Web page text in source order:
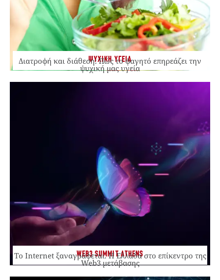
ΨΥΧΙΚΗ ΥΓΕΙΑ
Διατροφή και διάθεση: Πώς το φαγητό επηρεάζει την
ψυχική μας υγεία
WEB3 SUMMIT ATHENS
Το Internet ξαναγράφεται. Η Ελλάδα στο επίκεντρο της
Web3 μετάβασης